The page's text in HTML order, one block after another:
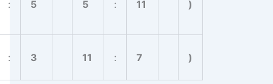
: 5 5 : 11 )
: 3 11 : 7 )